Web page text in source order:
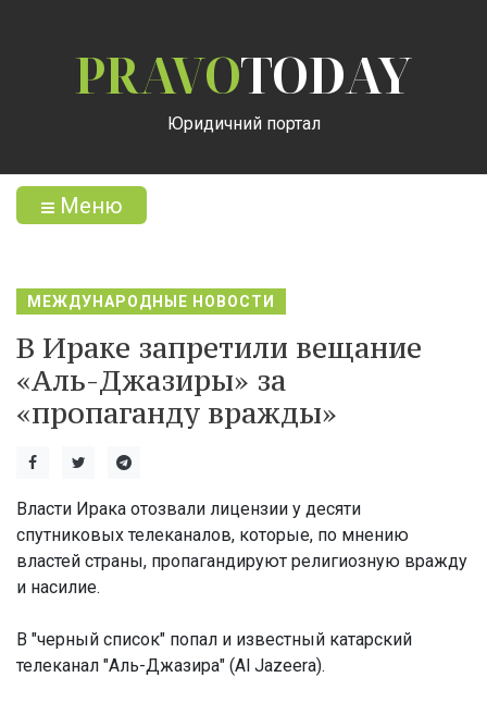
PRAVOTODAY
Юридичний портал
Меню
МЕЖДУНАРОДНЫЕ НОВОСТИ
В Ираке запретили вещание
«Аль-Джазиры» за
«пропаганду вражды»
Власти Ирака отозвали лицензии у десяти
спутниковых телеканалов, которые, по мнению
властей страны, пропагандируют религиозную вражду
и насилие.
В "черный список" попал и известный катарский
телеканал "Аль-Джазира" (Al Jazeera).